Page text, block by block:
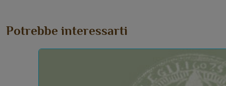
Potrebbe interessarti